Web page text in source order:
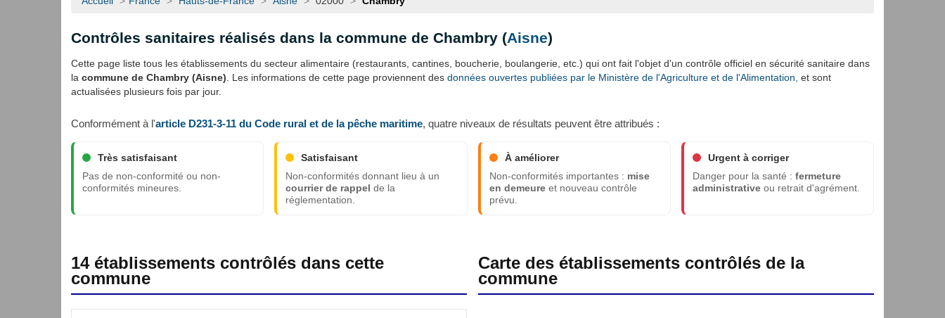
Contrôles sanitaires réalisés dans la commune de Chambry (Aisne)
Cette page liste tous les établissements du secteur alimentaire (restaurants, cantines, boucherie, boulangerie, etc.) qui ont fait l'objet d'un contrôle officiel en sécurité sanitaire dans
la commune de Chambry (Aisne) . Les informations de cette page proviennent des données ouvertes publiées par le Ministère de l'Agriculture et de l'Alimentation, et sont
actualisées plusieurs fois par jour.
Conformément à l'article D231-3-11 du Code rural et de la pêche maritime, quatre niveaux de résultats peuvent être attribués :
Très satisfaisant
Pas de non-conformité ou non-
conformités mineures.
Satisfaisant
Non-conformités donnant lieu à un
courrier de rappel de la
réglementation.
À améliorer
Non-conformités importantes : mise
en demeureet nouveau contrôle
prévu.
Urgent à corriger
Danger pour la santé : fermeture
administrativeou retrait d'agrément.
14 établissements contrôlés dans cette
commune
Carte des établissements contrôlés de la
commune